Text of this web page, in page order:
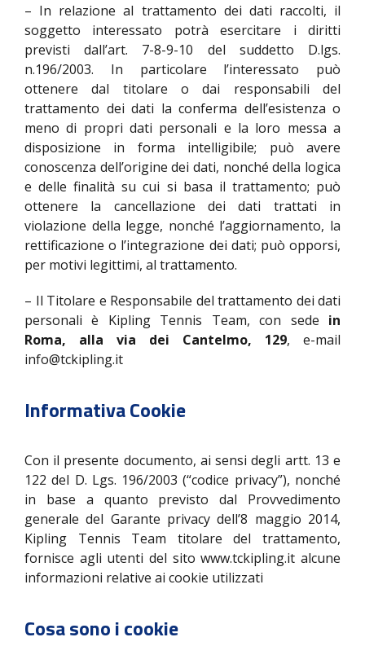
– In relazione al trattamento dei dati raccolti, il
soggetto interessato potrà esercitare i diritti
previsti dall’art. 7-8-9-10 del suddetto D.lgs.
n.196/2003. In particolare l’interessato può
ottenere dal titolare o dai responsabili del
trattamento dei dati la conferma dell’esistenza o
meno di propri dati personali e la loro messa a
disposizione in forma intelligibile; può avere
conoscenza dell’origine dei dati, nonché della logica
e delle finalità su cui si basa il trattamento; può
ottenere la cancellazione dei dati trattati in
violazione della legge, nonché l’aggiornamento, la
rettificazione o l’integrazione dei dati; può opporsi,
per motivi legittimi, al trattamento.
– Il Titolare e Responsabile del trattamento dei dati
personali è Kipling Tennis Team, con sede in
Roma, alla via dei Cantelmo, 129, e-mail
info@tckipling.it
Informativa Cookie
Con il presente documento, ai sensi degli artt. 13 e
122 del D. Lgs. 196/2003 (“codice privacy”), nonché
in base a quanto previsto dal Provvedimento
generale del Garante privacy dell’8 maggio 2014,
Kipling Tennis Team titolare del trattamento,
fornisce agli utenti del sito www.tckipling.it alcune
informazioni relative ai cookie utilizzati
Cosa sono i cookie